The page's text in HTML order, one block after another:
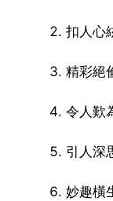
2. 扣人心
3. 精彩絕
4. 令人歎
5. 引人深
6. 妙趣橫